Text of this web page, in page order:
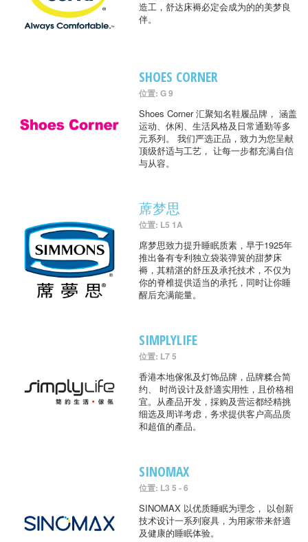
造工，舒达床褥必定会成为的的美梦良
伴。
SHOES CORNER
位置: G 9
Shoes Corner 汇聚知名鞋履品牌， 涵盖
运动、休闲、生活风格及日常通勤等多
元系列。 我们严选正品，致力为您呈献
顶级舒适与工艺， 让每一步都充满自信
与从容。
蓆梦思
位置: L5 1A
席梦思致力提升睡眠质素，早于1925年
推出备有专利独立袋装弹簧的甜梦床
褥，其精湛的舒压及承托技术，不仅为
你的脊椎提供适当的承托，同时让你睡
醒后充满能量。
SIMPLYLIFE
位置: L7 5
香港本地傢俬及灯饰品牌，品牌糅合简
约、 时尚设计及舒適实用性，且价格相
宜。从產品开发，採购及营运都经精挑
细选及周详考虑，务求提供客户高品质
和超值的產品。
SINOMAX
位置: L3 5 - 6
SINOMAX 以优质睡眠为理念， 以创新
技术设计一系列寢具，为用家带来舒適
及健康的睡眠体验。